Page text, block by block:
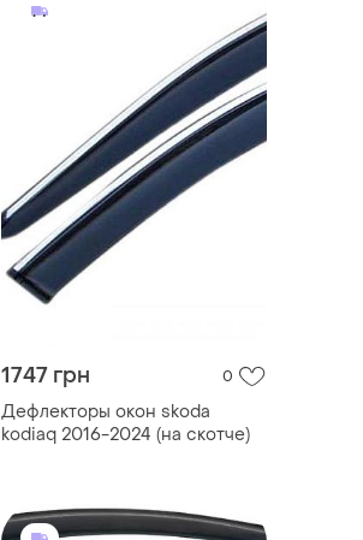
1747 грн 0
Дефлекторы окон skoda
kodiaq 2016-2024 (на скотче)